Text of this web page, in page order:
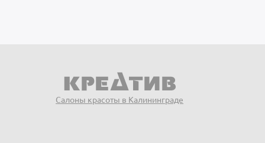
Салоны красоты в Калининграде